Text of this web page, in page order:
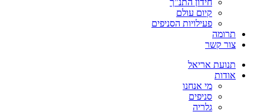
חידון התנ”ך
קיום עולם
פעילויות הסניפים
תרומה
צור קשר
תנועת אריאל
אודות
מי אנחנו
סניפים
גלריה